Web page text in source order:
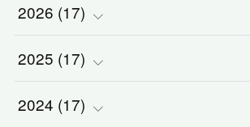
2026 (17)
(2)
(1)
2025 (17)
(2)
2024 (17)